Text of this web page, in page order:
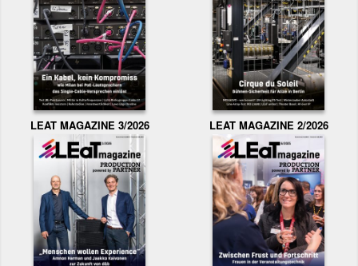
LEAT MAGAZINE 3/2026 LEAT MAGAZINE 2/2026